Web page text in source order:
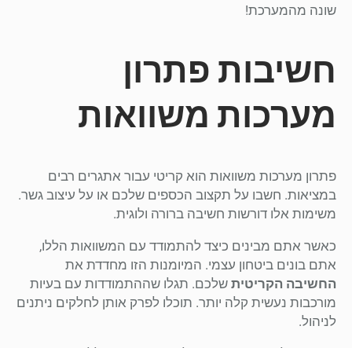
שונה מהמערכת!
חשיבות פתרון
מערכות משוואות
פתרון מערכות משוואות הוא קריטי עבור אתגרים רבים
במציאות. חשבו על תקצוב הכספים שלכם או על עיצוב גשר.
משימות אלו דורשות חשיבה ברורה ולוגית.
כאשר אתם מבינים כיצד להתמודד עם המשוואות הללו,
אתם בונים ביטחון עצמי. המיומנות הזו מחדדת את
החשיבה הקריטית שלכם. תגלו שההתמודדות עם בעיות
מורכבות נעשית קלה יותר. תוכלו לפרק אותן לחלקים ניתנים
לניהול.